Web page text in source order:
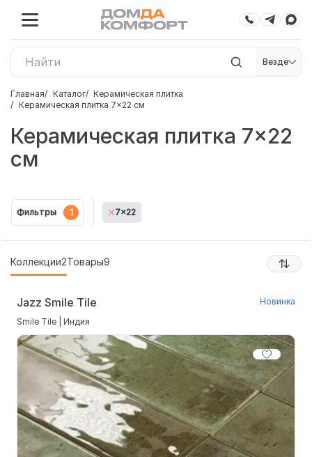
Везде
Главная Каталог
Керамическая плитка
Керамическая плитка 7×22 см
Керамическая плитка 7×22
см
Фильтры 1 7x22
Коллекции2Товары9
Jazz Smile Tile
Новинка
Smile Tile | Индия